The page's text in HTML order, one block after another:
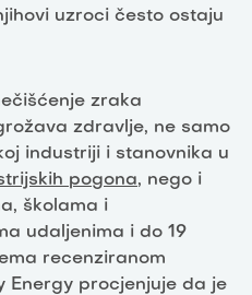
uzroci često ostaju
zraka
zdravlje, ne samo
industriji i stanovnika u
pogona, nego i
školama i
udaljenima i do 19
recenziranom
Energy procjenjuje da je